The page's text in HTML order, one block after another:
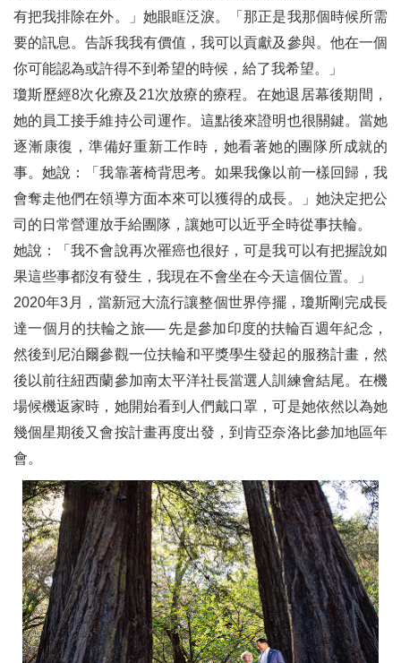
有把我排除在外。」她眼眶泛淚。「那正是我那個時候所需
要的訊息。告訴我我有價值，我可以貢獻及參與。他在一個
你可能認為或許得不到希望的時候，給了我希望。」
瓊斯歷經8次化療及21次放療的療程。在她退居幕後期間，
她的員工接手維持公司運作。這點後來證明也很關鍵。當她
逐漸康復，準備好重新工作時，她看著她的團隊所成就的
事。她說：「我靠著椅背思考。如果我像以前一樣回歸，我
會奪走他們在領導方面本來可以獲得的成長。」她決定把公
司的日常營運放手給團隊，讓她可以近乎全時從事扶輪。
她說：「我不會說再次罹癌也很好，可是我可以有把握說如
果這些事都沒有發生，我現在不會坐在今天這個位置。」
2020年3月，當新冠大流行讓整個世界停擺，瓊斯剛完成長
達一個月的扶輪之旅── 先是參加印度的扶輪百週年紀念，
然後到尼泊爾參觀一位扶輪和平獎學生發起的服務計畫，然
後以前往紐西蘭參加南太平洋社長當選人訓練會結尾。在機
場候機返家時，她開始看到人們戴口罩，可是她依然以為她
幾個星期後又會按計畫再度出發，到肯亞奈洛比參加地區年
會。